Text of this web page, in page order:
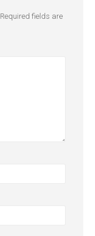
Required fields are